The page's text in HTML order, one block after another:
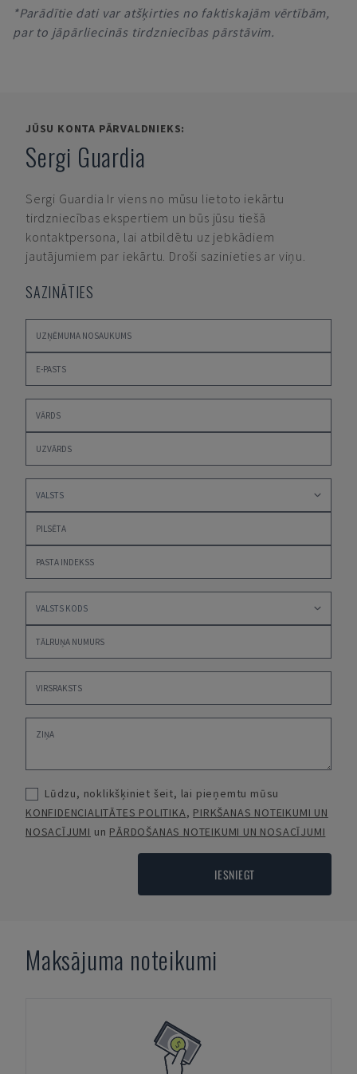
*Parādītie dati var atšķirties no faktiskajām vērtībām,
par to jāpārliecinās tirdzniecības pārstāvim.
JŪSU KONTA PĀRVALDNIEKS:
Sergi Guardia
Sergi Guardia Ir viens no mūsu lietoto iekārtu
tirdzniecības ekspertiem un būs jūsu tiešā
kontaktpersona, lai atbildētu uz jebkādiem
jautājumiem par iekārtu. Droši sazinieties ar viņu.
SAZINĀTIES
Lūdzu, noklikšķiniet šeit, lai pieņemtu mūsu
KONFIDENCIALITĀTES POLITIKA, PIRKŠANAS NOTEIKUMI UN
NOSACĪJUMI un PĀRDOŠANAS NOTEIKUMI UN NOSACĪJUMI
IESNIEGT
Maksājuma noteikumi